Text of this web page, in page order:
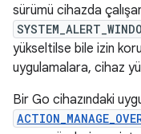
sürümü cihazda
yükseltilse bile izin
uygulamalara, cihaz
Bir Go cihazındaki